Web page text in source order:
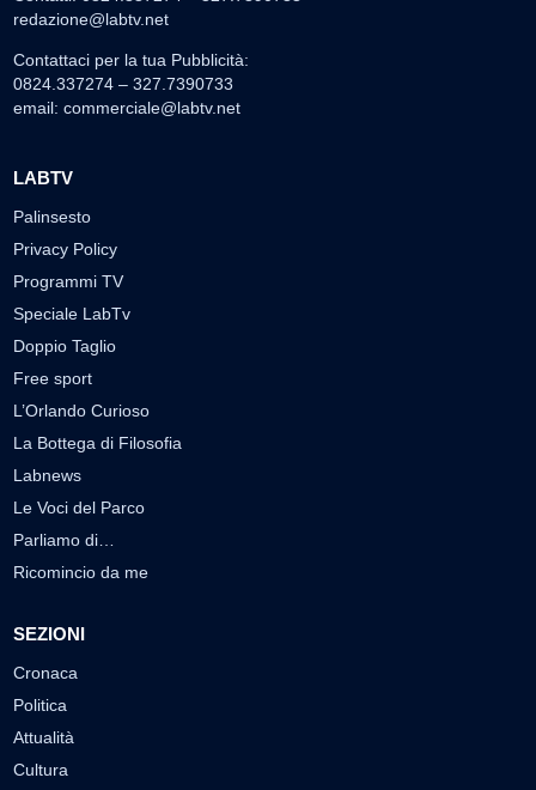
redazione@labtv.net
Contattaci per la tua Pubblicità:
0824.337274 – 327.7390733
email: commerciale@labtv.net
LABTV
Palinsesto
Privacy Policy
Programmi TV
Speciale LabTv
Doppio Taglio
Free sport
L’Orlando Curioso
La Bottega di Filosofia
Labnews
Le Voci del Parco
Parliamo di…
Ricomincio da me
SEZIONI
Cronaca
Politica
Attualità
Cultura